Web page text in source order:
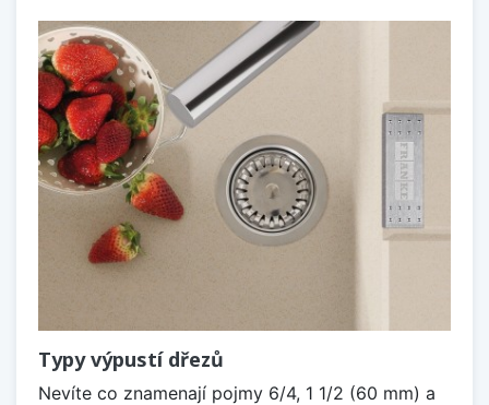
Typy výpustí dřezů
Nevíte co znamenají pojmy 6/4, 1 1/2 (60 mm) a